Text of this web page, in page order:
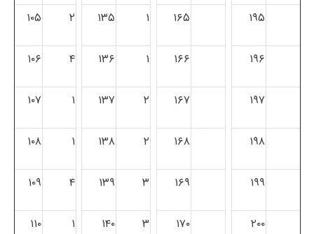
۱۹۵ ۱۶۵ ۱ ۱۳۵ ۲ ۱۰۵
۱۹۶ ۱۶۶ ۱ ۱۳۶ ۴ ۱۰۶
۱۹۷ ۱۶۷ ۲ ۱۳۷ ۱ ۱۰۷
۱۹۸ ۱۶۸ ۲ ۱۳۸ ۱ ۱۰۸
۱۹۹ ۱۶۹ ۳ ۱۳۹ ۴ ۱۰۹
۲۰۰ ۱۷۰ ۳ ۱۴۰ ۱ ۱۱۰